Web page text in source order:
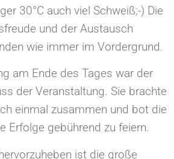
30°C auch viel Schweiß;-) Die
und der Austausch
wie immer im Vordergrund.
am Ende des Tages war der
der Veranstaltung. Sie brachte
einmal zusammen und bot die
Erfolge gebührend zu feiern.
ist die große